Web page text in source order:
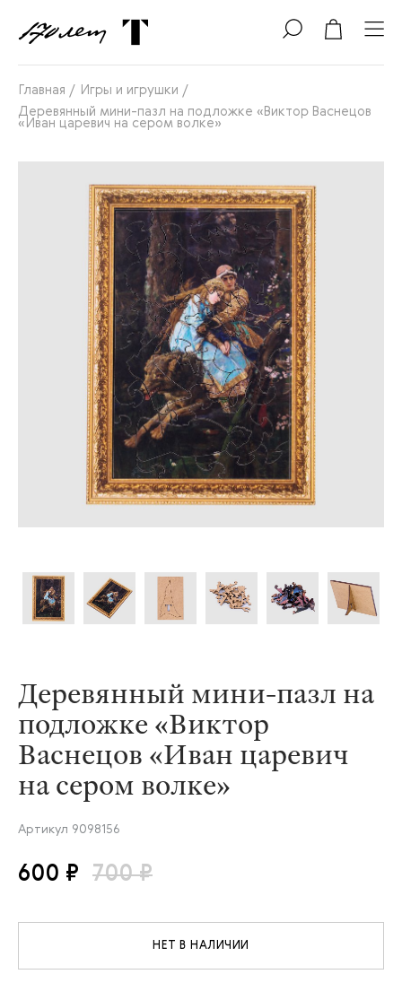
Главная / Игры и игрушки /
Деревянный мини-пазл на подложке «Виктор Васнецов
«Иван царевич на сером волке»
Деревянный мини-пазл на
подложке «Виктор
Васнецов «Иван царевич
на сером волке»
Артикул 9098156
600 ₽ 700 ₽
НЕТ В НАЛИЧИИ